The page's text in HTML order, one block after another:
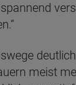
meist